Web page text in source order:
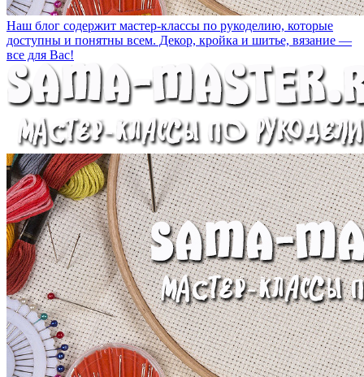
Наш блог содержит мастер-классы по рукоделию, которые
доступны и понятны всем. Декор, кройка и шитье, вязание —
все для Вас!